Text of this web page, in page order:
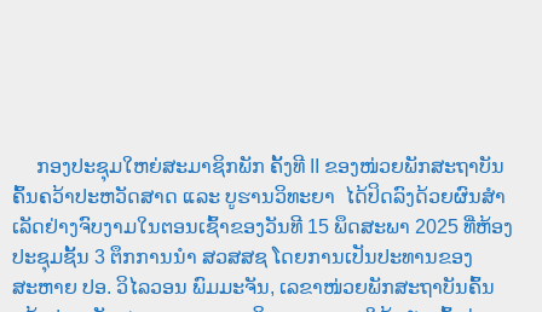
ກອງປະຊຸມໃຫຍ່ສະມາຊິກພັກ ຄັ້ງທີ II ຂອງໜ່ວຍພັກສະຖາບັນ
ຄົ້ນຄວ້າປະຫວັດສາດ ແລະ ບູຮານວິທະຍາ ໄດ້ປິດລົງດ້ວຍຜົນສໍາ
ເລັດຢ່າງຈົບງາມໃນຕອນເຊົ້າຂອງວັນທີ 15 ພຶດສະພາ 2025 ທີ່ຫ້ອງ
ປະຊຸມຊັ້ນ 3 ຕຶກການນໍາ ສວສສຊ ໂດຍການເປັນປະທານຂອງ
ສະຫາຍ ປອ. ວິໄລວອນ ພົມມະຈັນ, ເລຂາໜ່ວຍພັກສະຖາບັນຄົ້ນ